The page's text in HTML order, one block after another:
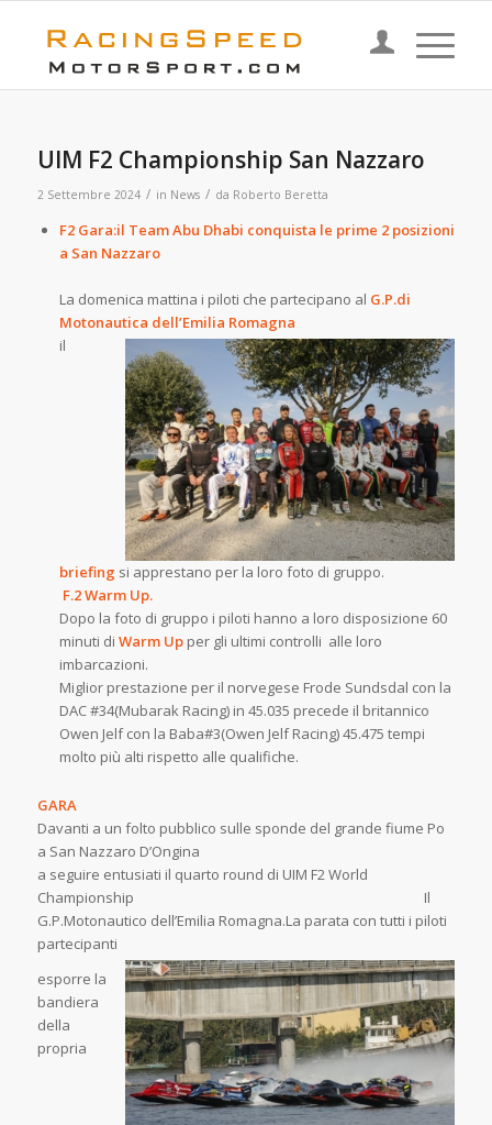
UIM F2 Championship San Nazzaro
2 Settembre 2024 / in News / da Roberto Beretta
F2 Gara:il Team Abu Dhabi conquista le prime 2 posizioni
a San Nazzaro
La domenica mattina i piloti che partecipano al G.P.di
Motonautica dell’Emilia Romagna
il
briefing si apprestano per la loro foto di gruppo.
F.2 Warm Up.
Dopo la foto di gruppo i piloti hanno a loro disposizione 60
minuti di Warm Up per gli ultimi controlli alle loro
imbarcazioni.
Miglior prestazione per il norvegese Frode Sundsdal con la
DAC #34(Mubarak Racing) in 45.035 precede il britannico
Owen Jelf con la Baba#3(Owen Jelf Racing) 45.475 tempi
molto più alti rispetto alle qualifiche.
GARA
Davanti a un folto pubblico sulle sponde del grande fiume Po
a San Nazzaro D’Ongina
a seguire entusiati il quarto round di UIM F2 World
Championship Il
G.P.Motonautico dell’Emilia Romagna.La parata con tutti i piloti
partecipanti
esporre la
bandiera
della
propria